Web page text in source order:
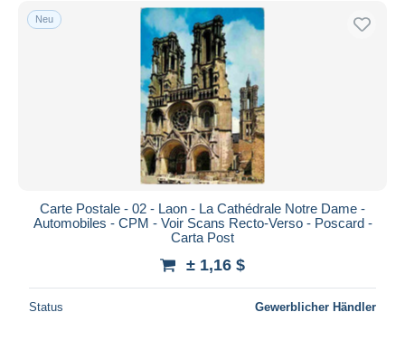
Neu
Carte Postale - 02 - Laon - La Cathédrale Notre Dame -
Automobiles - CPM - Voir Scans Recto-Verso - Poscard -
Carta Post
± 1,16 $
Status Gewerblicher Händler